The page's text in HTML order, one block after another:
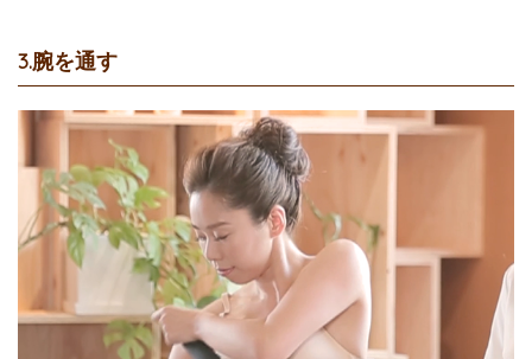
3.腕を通す